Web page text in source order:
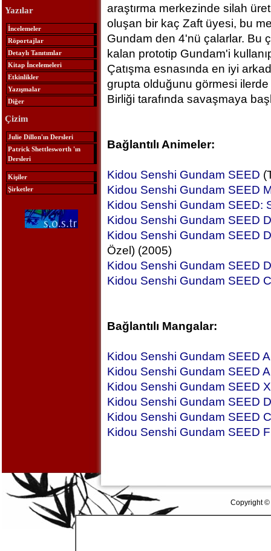
Yazılar
İncelemeler
Röportajlar
Detaylı Tanıtımlar
Kitap İncelemeleri
Etkinlikler
Yazışmalar
Diğer
Çizim
Julie Dillon'ın Dersleri
Patrick Shettlesworth 'ın
Dersleri
Kişiler
Şirketler
araştırma merkezinde silah
oluşan bir kaç Zaft üyesi, bu
Gundam den 4'nü çalarlar. Bu
kalan prototip Gundam'i
Çatışma esnasında en iyi
grupta olduğunu görmesi
Birliği tarafında savaşmaya
Bağlantılı Animeler:
Kidou Senshi Gundam SEED
Kidou Senshi Gundam SEED
Kidou Senshi Gundam SEED:
Kidou Senshi Gundam SEED
Kidou Senshi Gundam SEED
Özel) (2005)
Kidou Senshi Gundam SEED
Kidou Senshi Gundam SEED
Bağlantılı Mangalar:
Kidou Senshi Gundam SEED
Kidou Senshi Gundam SEED
Kidou Senshi Gundam SEED
Kidou Senshi Gundam SEED
Kidou Senshi Gundam SEED
Kidou Senshi Gundam SEED
Copyright ©